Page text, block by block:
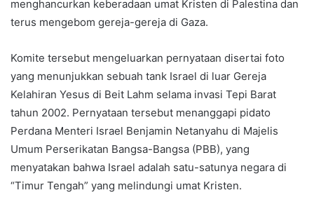
menghancurkan keberadaan umat Kristen di Palestina dan
terus mengebom gereja-gereja di Gaza.
Komite tersebut mengeluarkan pernyataan disertai foto
yang menunjukkan sebuah tank Israel di luar Gereja
Kelahiran Yesus di Beit Lahm selama invasi Tepi Barat
tahun 2002. Pernyataan tersebut menanggapi pidato
Perdana Menteri Israel Benjamin Netanyahu di Majelis
Umum Perserikatan Bangsa-Bangsa (PBB), yang
menyatakan bahwa Israel adalah satu-satunya negara di
“Timur Tengah” yang melindungi umat Kristen.